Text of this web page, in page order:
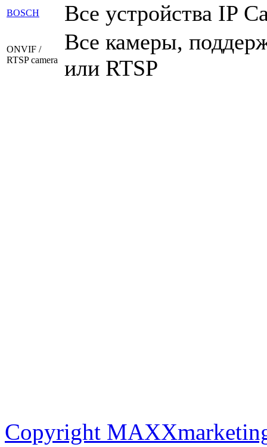
BOSCH Все устройства IP
ONVIF /
RTSP camera
Все камеры,
или RTSP
Copyright